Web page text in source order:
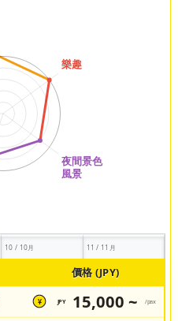
10 / 10月 11 / 11月
價格 (JPY)
¥ JPY 15,000 ~ /pax